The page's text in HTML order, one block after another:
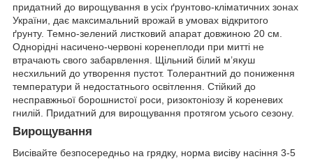
придатний до вирощування в усіх ґрунтово-кліматичних зонах
України, дає максимальний врожай в умовах відкритого
ґрунту. Темно-зелений листковий апарат довжиною 20 см.
Однорідні насичено-червоні коренеплоди при митті не
втрачають свого забарвлення. Щільний білий м’якуш
несхильний до утворення пустот. Толерантний до пониження
температури й недостатнього освітлення. Стійкий до
несправжньої борошнистої роси, ризоктоніозу й кореневих
гнилій. Придатний для вирощування протягом усього сезону.
Вирощування
Висівайте безпосередньо на грядку, норма висіву насіння 3-5